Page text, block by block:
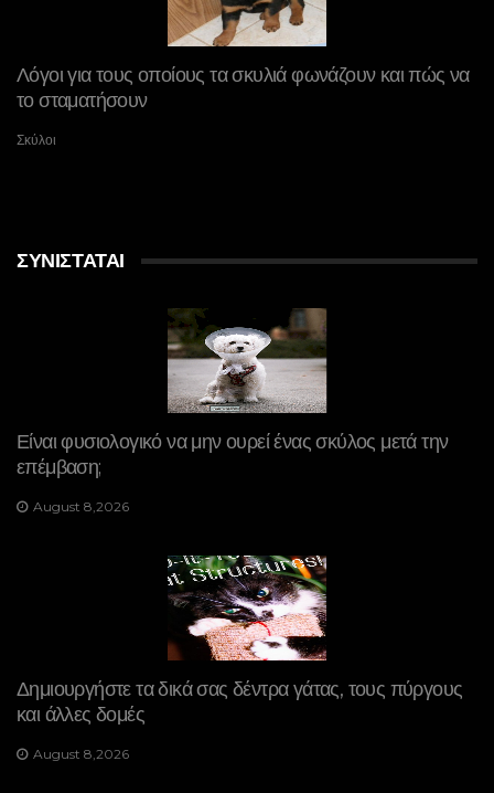
Λόγοι για τους οποίους τα σκυλιά φωνάζουν και πώς να
το σταματήσουν
Σκύλοι
ΣΥΝΙΣΤΆΤΑΙ
Είναι φυσιολογικό να μην ουρεί ένας σκύλος μετά την
επέμβαση;
August 8,2026
Δημιουργήστε τα δικά σας δέντρα γάτας, τους πύργους
και άλλες δομές
August 8,2026